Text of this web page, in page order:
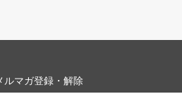
ルマガ登録・解除